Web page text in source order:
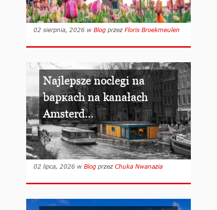
02 sierpnia, 2026 w Blog przez Floris Broekmeulen
Najlepsze noclegi na
baркach na kanałach
Amsterd...
02 lipca, 2026 w Blog przez Chuka Nwanazia